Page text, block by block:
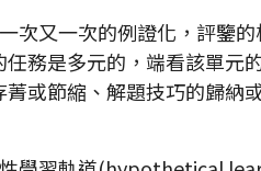
又一次的例證化，評鑒的
務是多元的，端看該單元
或節縮、解題技巧的歸納